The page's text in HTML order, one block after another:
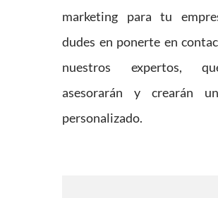
marketing para tu
dudes en ponerte en
nuestros expertos,
asesorarán y crearán
personalizado.